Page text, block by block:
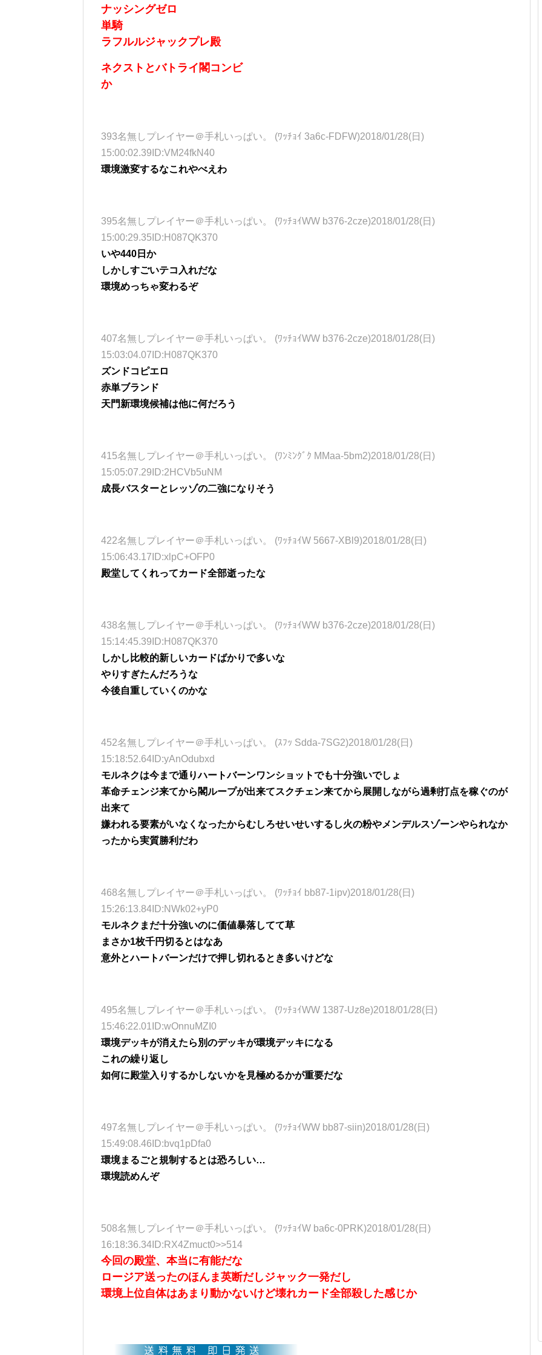
ナッシングゼロ
単騎
ラフルルジャックプレ殿
ネクストとバトライ閣コンビ
か
393名無しプレイヤー＠手札いっぱい。 (ﾜｯﾁｮｲ 3a6c-FDFW)2018/01/28(日)
15:00:02.39ID:VM24fkN40
環境激変するなこれやべえわ
395名無しプレイヤー＠手札いっぱい。 (ﾜｯﾁｮｲWW b376-2cze)2018/01/28(日)
15:00:29.35ID:H087QK370
いや440日か
しかしすごいテコ入れだな
環境めっちゃ変わるぞ
407名無しプレイヤー＠手札いっぱい。 (ﾜｯﾁｮｲWW b376-2cze)2018/01/28(日)
15:03:04.07ID:H087QK370
ズンドコピエロ
赤単ブランド
天門新環境候補は他に何だろう
415名無しプレイヤー＠手札いっぱい。 (ﾜﾝﾐﾝｸﾞｸ MMaa-5bm2)2018/01/28(日)
15:05:07.29ID:2HCVb5uNM
成長バスターとレッゾの二強になりそう
422名無しプレイヤー＠手札いっぱい。 (ﾜｯﾁｮｲW 5667-XBl9)2018/01/28(日)
15:06:43.17ID:xlpC+OFP0
殿堂してくれってカード全部逝ったな
438名無しプレイヤー＠手札いっぱい。 (ﾜｯﾁｮｲWW b376-2cze)2018/01/28(日)
15:14:45.39ID:H087QK370
しかし比較的新しいカードばかりで多いな
やりすぎたんだろうな
今後自重していくのかな
452名無しプレイヤー＠手札いっぱい。 (ｽﾌｯ Sdda-7SG2)2018/01/28(日)
15:18:52.64ID:yAnOdubxd
モルネクは今まで通りハートバーンワンショットでも十分強いでしょ
革命チェンジ来てから閣ループが出来てスクチェン来てから展開しながら過剰打点を稼ぐのが
出来て
嫌われる要素がいなくなったからむしろせいせいするし火の粉やメンデルスゾーンやられなか
ったから実質勝利だわ
468名無しプレイヤー＠手札いっぱい。 (ﾜｯﾁｮｲ bb87-1ipv)2018/01/28(日)
15:26:13.84ID:NWk02+yP0
モルネクまだ十分強いのに価値暴落してて草
まさか1枚千円切るとはなあ
意外とハートバーンだけで押し切れるとき多いけどな
495名無しプレイヤー＠手札いっぱい。 (ﾜｯﾁｮｲWW 1387-Uz8e)2018/01/28(日)
15:46:22.01ID:wOnnuMZI0
環境デッキが消えたら別のデッキが環境デッキになる
これの繰り返し
如何に殿堂入りするかしないかを見極めるかが重要だな
497名無しプレイヤー＠手札いっぱい。 (ﾜｯﾁｮｲWW bb87-siin)2018/01/28(日)
15:49:08.46ID:bvq1pDfa0
環境まるごと規制するとは恐ろしい…
環境読めんぞ
508名無しプレイヤー＠手札いっぱい。 (ﾜｯﾁｮｲW ba6c-0PRK)2018/01/28(日)
16:18:36.34ID:RX4Zmuct0>>514
今回の殿堂、本当に有能だな
ロージア送ったのほんま英断だしジャック一発だし
環境上位自体はあまり動かないけど壊れカード全部殺した感じか